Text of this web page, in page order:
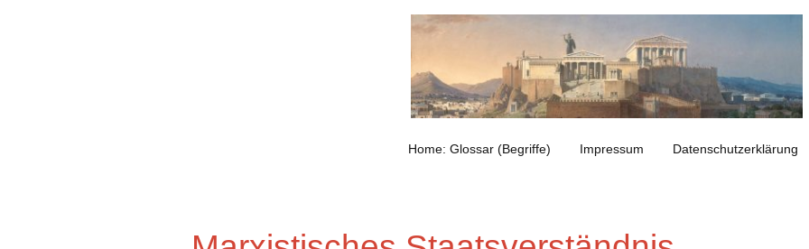
Home: Glossar (Begriffe) Impressum Datenschutzerklärung